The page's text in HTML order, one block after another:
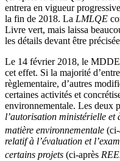
entrera en vigueur
la fin de 2018. La LMLQE
Livre vert, mais laissa
les détails devant être
Le 14 février 2018, le
cet effet. Si la majorité
règlementaire, d’autres
certaines activités et
environnementale. Les deux
l’autorisation ministérielle
matière environnementale
relatif à l’évaluation et
certains projets (ci-après